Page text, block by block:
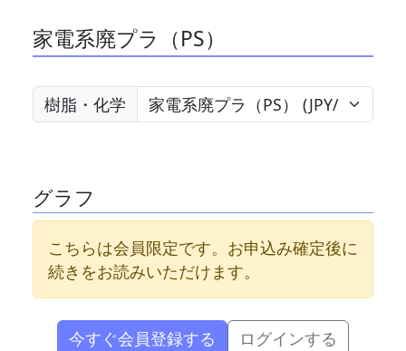
家電系廃プラ（PS）
樹脂・化学
グラフ
こちらは会員限定です。お申込み確定後に
続きをお読みいただけます。
今すぐ会員登録する ログインする